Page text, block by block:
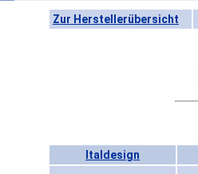
Zur Herstellerübersicht
Italdesign